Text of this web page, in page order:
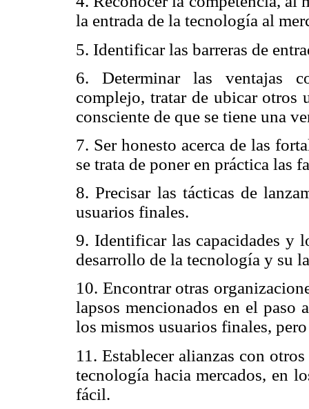
la entrada de la tecnología al
5. Identificar las barreras de
6. Determinar las ventajas
complejo, tratar de ubicar otros
consciente de que se tiene una
7. Ser honesto acerca de las
se trata de poner en práctica las
8. Precisar las tácticas de
usuarios finales.
9. Identificar las capacidades y
desarrollo de la tecnología y su
10. Encontrar otras
lapsos mencionados en el paso
los mismos usuarios finales,
11. Establecer alianzas con
tecnología hacia mercados, en
fácil.